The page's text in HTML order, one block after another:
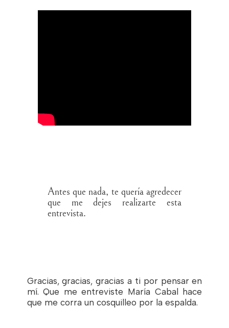
Antes que nada, te quería agredecer
que me dejes realizarte esta
entrevista.
Gracias, gracias, gracias a ti por pensar en
mí. Que me entreviste María Cabal hace
que me corra un cosquilleo por la espalda.